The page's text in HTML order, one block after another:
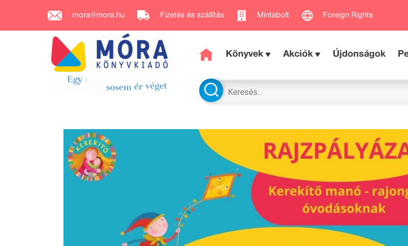
mora@mora.hu Fizetés és szállítás Mintabolt Foreign Rights
Könyvek Akciók Újdonságok